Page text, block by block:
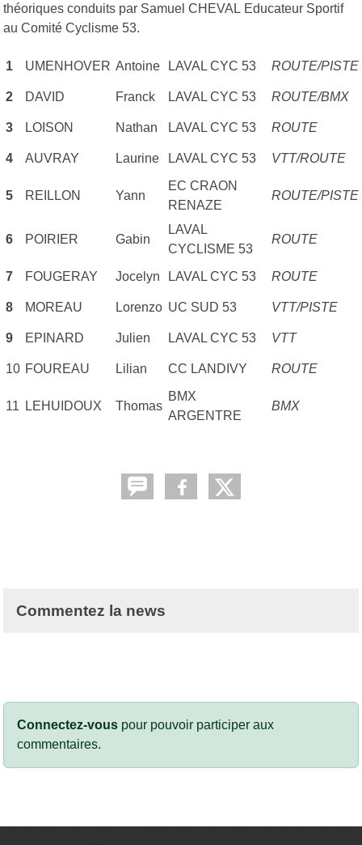
théoriques conduits par Samuel CHEVAL Educateur Sportif
au Comité Cyclisme 53.
1 UMENHOVER Antoine LAVAL CYC 53 ROUTE/PISTE
2 DAVID Franck LAVAL CYC 53 ROUTE/BMX
3 LOISON Nathan LAVAL CYC 53 ROUTE
4 AUVRAY Laurine LAVAL CYC 53 VTT/ROUTE
5 REILLON Yann
EC CRAON
RENAZE
ROUTE/PISTE
6 POIRIER Gabin
LAVAL
CYCLISME 53
ROUTE
7 FOUGERAY Jocelyn LAVAL CYC 53 ROUTE
8 MOREAU Lorenzo UC SUD 53 VTT/PISTE
9 EPINARD Julien LAVAL CYC 53 VTT
10 FOUREAU Lilian CC LANDIVY ROUTE
11 LEHUIDOUX Thomas
BMX
ARGENTRE
BMX
Commentez la news
Connectez-vous pour pouvoir participer aux
commentaires.